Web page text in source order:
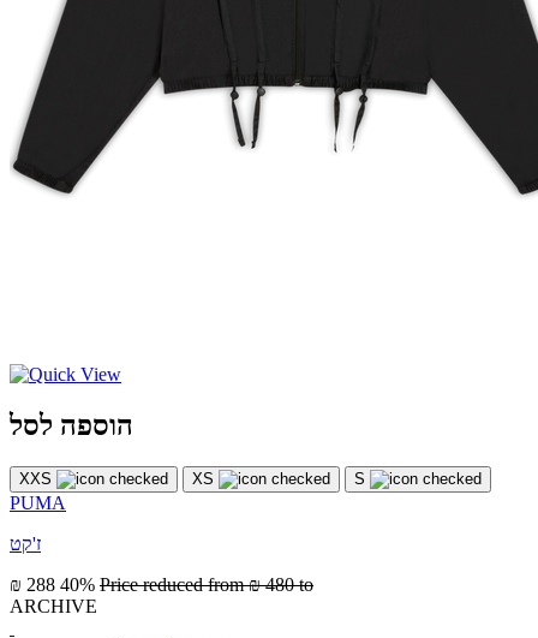
הוספה לסל
XXS XS S
PUMA
ז'קט
₪ 288 40% Price reduced from₪ 480 to
ARCHIVE